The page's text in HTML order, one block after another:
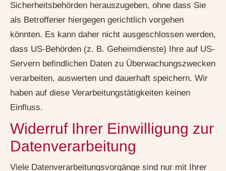
Sicherheitsbehörden herauszugeben, ohne dass Sie
als Betroffener hiergegen gerichtlich vorgehen
könnten. Es kann daher nicht ausgeschlossen werden,
dass US-Behörden (z. B. Geheimdienste) Ihre auf US-
Servern befindlichen Daten zu Überwachungszwecken
verarbeiten, auswerten und dauerhaft speichern. Wir
haben auf diese Verarbeitungstätigkeiten keinen
Einfluss.
Widerruf Ihrer Einwilligung zur
Datenverarbeitung
Viele Datenverarbeitungsvorgänge sind nur mit Ihrer